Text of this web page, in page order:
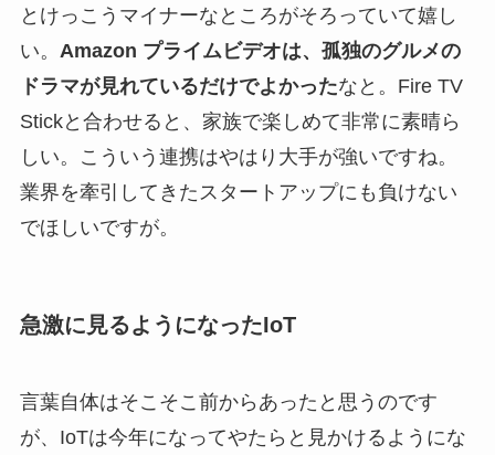
とけっこうマイナーなところがそろっていて嬉し
い。 Amazon プライムビデオは、孤独のグルメの
ドラマが見れているだけでよかったなと。Fire TV
Stickと合わせると、家族で楽しめて非常に素晴ら
しい。こういう連携はやはり大手が強いですね。
業界を牽引してきたスタートアップにも負けない
でほしいですが。
急激に見るようになったIoT
言葉自体はそこそこ前からあったと思うのです
が、IoTは今年になってやたらと見かけるようにな